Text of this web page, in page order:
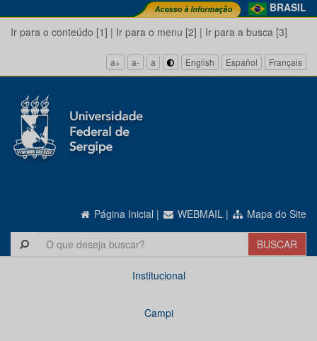
BRASIL
Ir para o conteúdo [1] | Ir para o menu [2] | Ir para a busca [3]
a+ a- a English Español Français
Página Inicial | WEBMAIL | Mapa do Site
Institucional
Campi